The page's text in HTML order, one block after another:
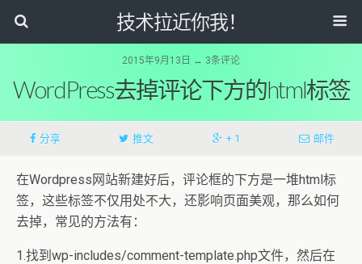
技术拉近你我！
2015年9月13日 ↔ 3条评论
WordPress去掉评论下方的html标签
分享 推文 + 1 邮件
在Wordpress网站新建好后，评论框的下方是一堆html标
签，这些标签不仅用处不大，还影响页面美观，那么如何
去掉，常见的方法有：
1.找到wp-includes/comment-template.php文件，然后在